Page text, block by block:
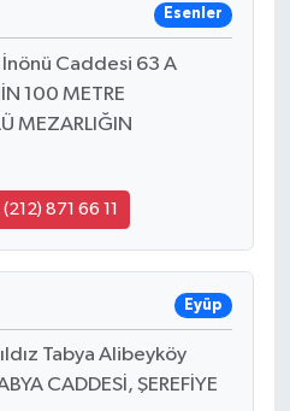
Esenler
Caddesi 63 A
100 METRE
MEZARLIĞIN
871 66 11
Eyüp
Tabya Alibeyköy
CADDESİ, ŞEREFİYE